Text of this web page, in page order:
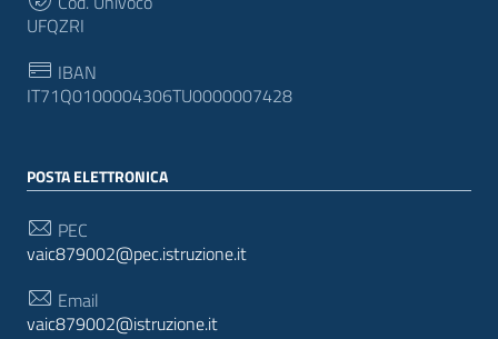
UFQZRI
IBAN
IT71Q0100004306TU0000007428
POSTA ELETTRONICA
PEC
vaic879002@pec.istruzione.it
Email
vaic879002@istruzione.it